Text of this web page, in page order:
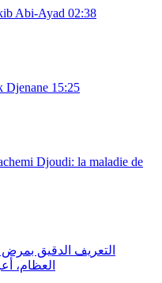
Abi-Ayad 02:38
Djenane 15:25
Djoudi: la maladie de
التعريف الدقيق
العظام،